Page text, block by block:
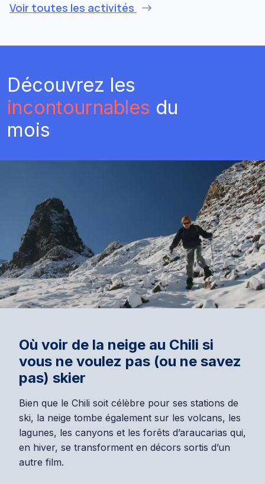
Voir toutes les activités
Découvrez les
incontournables du
mois
Où voir de la neige au Chili si
vous ne voulez pas (ou ne savez
pas) skier
Bien que le Chili soit célèbre pour ses stations de
ski, la neige tombe également sur les volcans, les
lagunes, les canyons et les forêts d’araucarias qui,
en hiver, se transforment en décors sortis d’un
autre film.